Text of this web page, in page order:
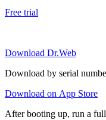
Free trial
Download Dr.Web
Download by serial
Download on App Store
After booting up, run a